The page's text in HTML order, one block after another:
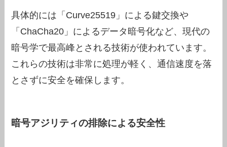
具体的には「Curve25519」による鍵交換や
「ChaCha20」によるデータ暗号化など、現代の
暗号学で最高峰とされる技術が使われています。
これらの技術は非常に処理が軽く、通信速度を落
とさずに安全を確保します。
暗号アジリティの排除による安全性